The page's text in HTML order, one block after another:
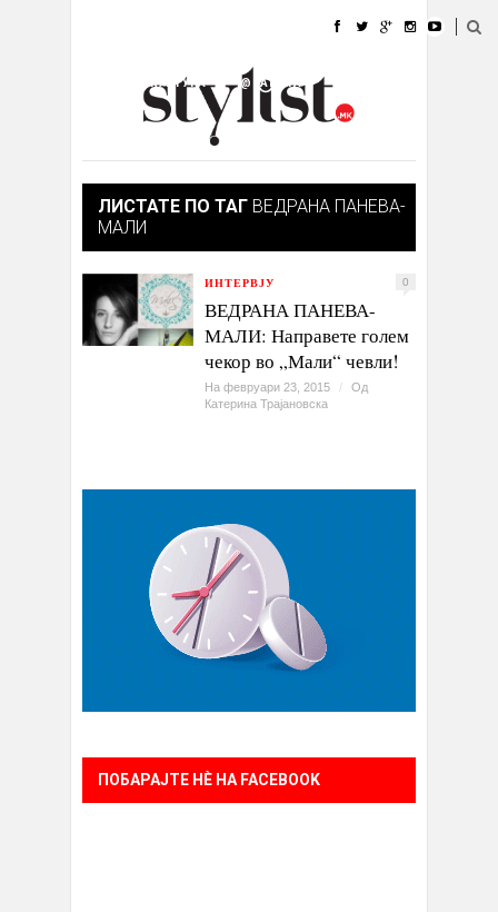
УБАВИНА
КУЛТУРА @РАБОТА
ИЗЛОГ
ЛИСТАТЕ ПО ТАГ ВЕДРАНА ПАНЕВА-
МАЛИ
ИНТЕРВЈУ 0
ВЕДРАНА ПАНЕВА-
МАЛИ: Направете голем
чекор во „Мали“ чевли!
На февруари 23, 2015 /
Од
Катерина Трајановска
ПОБАРАЈТЕ НÈ НА FACEBOOK